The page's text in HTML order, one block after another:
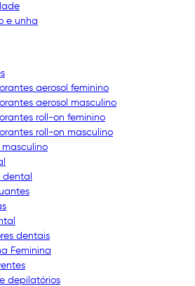
e unha
aerosol feminino
aerosol masculino
roll-on feminino
roll-on masculino
masculino
dental
dentais
Feminina
depilatórios